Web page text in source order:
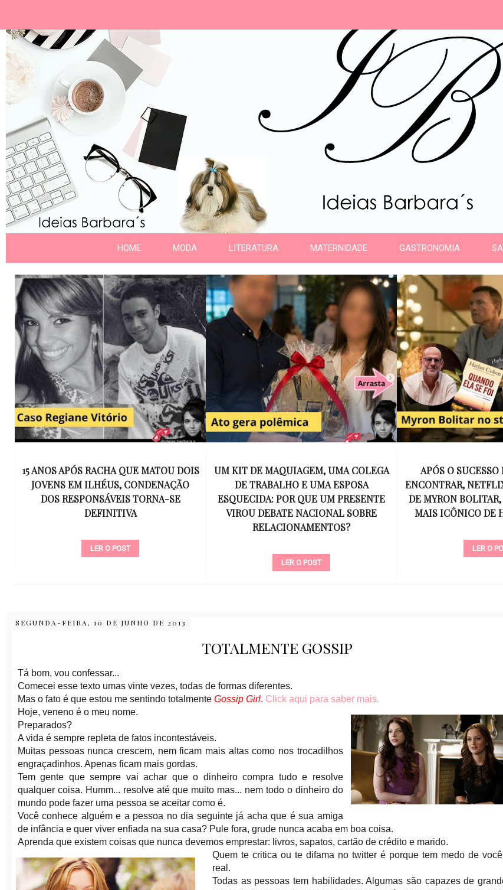
HOME MODA LITERATURA MATERNIDADE GASTRONOMIA
15 ANOS APÓS RACHA QUE MATOU DOIS
JOVENS EM ILHÉUS, CONDENAÇÃO
DOS RESPONSÁVEIS TORNA-SE
DEFINITIVA
LER O POST
UM KIT DE MAQUIAGEM, UMA COLEGA
DE TRABALHO E UMA ESPOSA
ESQUECIDA: POR QUE UM PRESENTE
VIROU DEBATE NACIONAL SOBRE
RELACIONAMENTOS?
LER O POST
APÓS O
ENCONTRAR,
DE MYRON
MAIS ICÔNICO DE
LER O
SEGUNDA-FEIRA, 10 DE JUNHO DE 2013
TOTALMENTE GOSSIP
Tá bom, vou confessar...
Comecei esse texto umas vinte vezes, todas de formas diferentes.
Mas o fato é que estou me sentindo totalmente Gossip Girl. Click aqui para saber mais.
Hoje, veneno é o meu nome.
Preparados?
A vida é sempre repleta de fatos incontestáveis.
Muitas pessoas nunca crescem, nem ficam mais altas como nos trocadilhos
engraçadinhos. Apenas ficam mais gordas.
Tem gente que sempre vai achar que o dinheiro compra tudo e resolve
qualquer coisa. Humm... resolve até que muito mas... nem todo o dinheiro do
mundo pode fazer uma pessoa se aceitar como é.
Você conhece alguém e a pessoa no dia seguinte já acha que é sua amiga
de infância e quer viver enfiada na sua casa? Pule fora, grude nunca acaba em boa coisa.
Aprenda que existem coisas que nunca devemos emprestar: livros, sapatos, cartão de crédito e marido.
Quem te critica ou te difama no twitter é porque tem medo de
real.
Todas as pessoas tem habilidades. Algumas são capazes de